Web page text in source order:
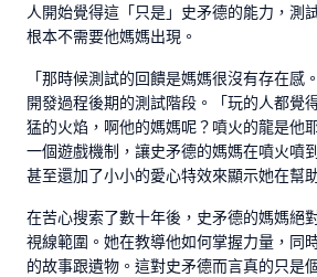
人開始覺得這「只是」史矛德的能力，測
根本不需要他媽媽出現。
「那時候測試的回饋是媽媽很沒有存在感
開發過程後期的測試階段。「玩的人都覺
猛的火焰，啊他的媽媽呢？噴火的龍是他
一個遊戲機制，讓史矛德的媽媽在噴火噴
甚至還加了小小的愛心特效來顯示她在幫
在苦心搜索了數十年後，史矛德的媽媽絕
視線範圍。她在教導他如何掌握力量，同
的故事跟遺物。這對史矛德而言真的只是